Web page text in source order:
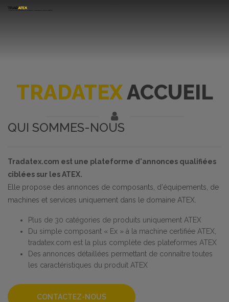
TRADATEXACCUEIL
QUI SOMMES-NOUS
Tradatex.com est une plateforme d'annonces qualifiées
ciblées sur les ATEX.
Elle propose des annonces de composants, d'équipements, de
machines et services uniquement dans le domaine ATEX.
Plus de 30 catégories de produits uniquement ATEX
Du simple composant « Ex » à la machine certifiée ATEX,
tradatex.com est la plus complète des plateformes ATEX
Des annonces détaillées permettant de connaître toutes
les caractéristiques du produit ATEX
CONTACTEZ-NOUS